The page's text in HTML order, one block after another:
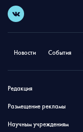
Новости События
Редакция
Размещение рекламы
Научным учреждениям